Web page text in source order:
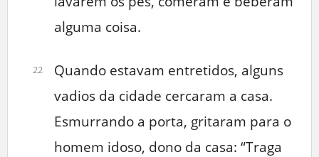
alguma coisa.
22
Quando estavam entretidos, alguns
vadios da cidade cercaram a casa.
Esmurrando a porta, gritaram para o
homem idoso, dono da casa: “Traga